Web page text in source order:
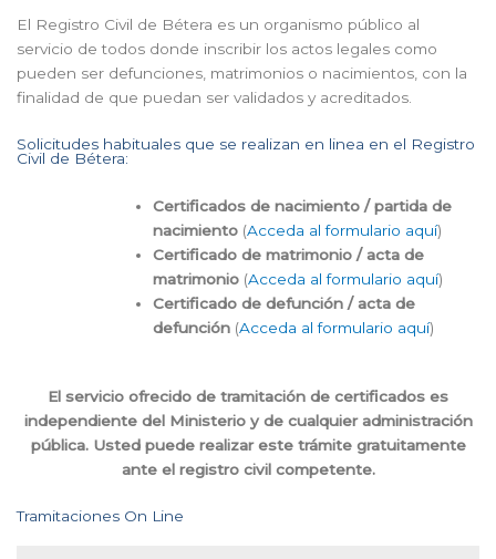
El Registro Civil de Bétera es un organismo público al
servicio de todos donde inscribir los actos legales como
pueden ser defunciones, matrimonios o nacimientos, con la
finalidad de que puedan ser validados y acreditados.
Solicitudes habituales que se realizan en linea en el Registro
Civil de Bétera:
Certificados de nacimiento / partida de
nacimiento (Acceda al formulario aquí)
Certificado de matrimonio / acta de
matrimonio (Acceda al formulario aquí)
Certificado de defunción / acta de
defunción (Acceda al formulario aquí)
El servicio ofrecido de tramitación de certificados es
independiente del Ministerio y de cualquier administración
pública. Usted puede realizar este trámite gratuitamente
ante el registro civil competente.
Tramitaciones On Line